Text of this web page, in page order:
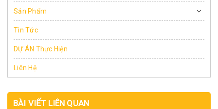
Sản Phẩm
Tin Tức
DỰ ÁN Thực Hiện
Liên Hệ
BÀI VIẾT LIÊN QUAN